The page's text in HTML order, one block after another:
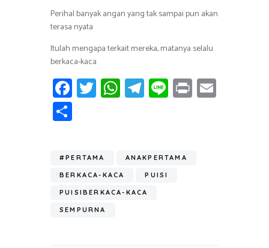
Perihal banyak angan yang tak sampai pun akan
terasa nyata
Itulah mengapa terkait mereka, matanya selalu
berkaca-kaca
Fa
ce
ok
T
wi
W
h
A
p
p
T
el
a
m
Li
n
Pr
in
ar
e
#PERTAMA ANAKPERTAMA
BERKACA-KACA PUISI
PUISIBERKACA-KACA
SEMPURNA